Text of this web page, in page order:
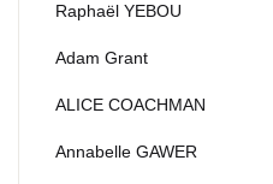
Raphaël YEBOU
Adam Grant
ALICE COACHMAN
Annabelle GAWER